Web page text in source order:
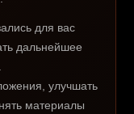
для вас
дальнейшее
улучшать
материалы